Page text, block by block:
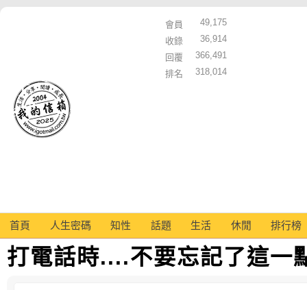
會員
49,175
收錄
36,914
回覆
366,491
排名
318,014
首頁 人生密碼 知性 話題 生活 休閒 排行榜
打電話時....不要忘記了這一